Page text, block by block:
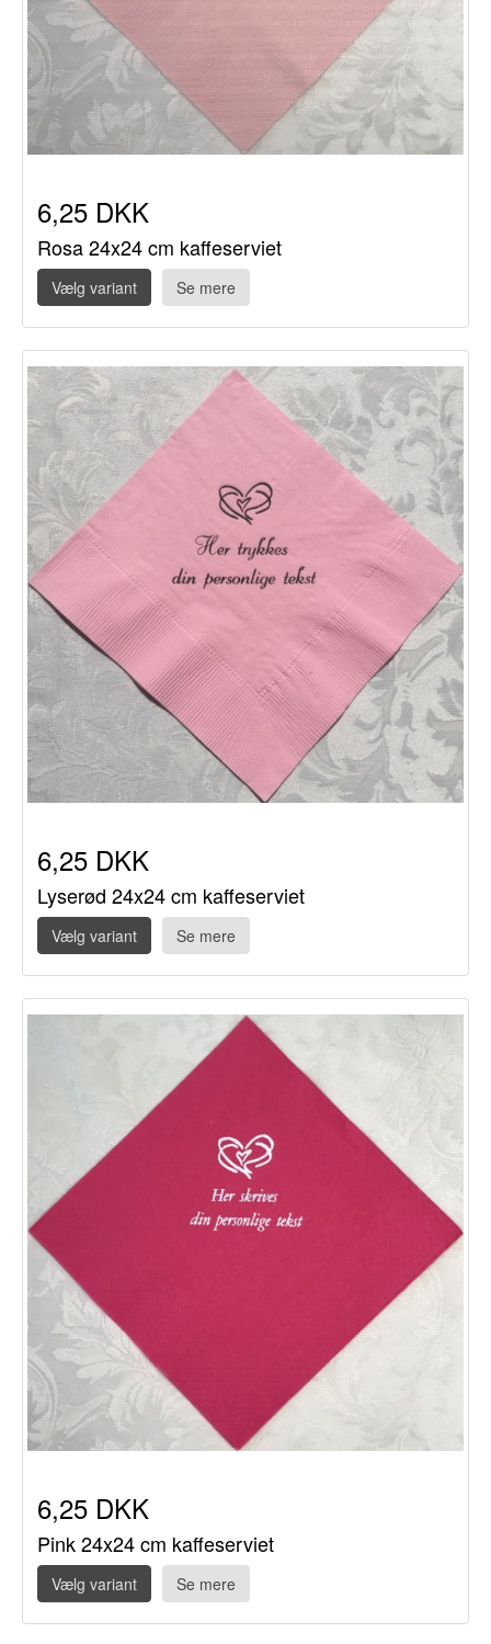
6,25 DKK
Rosa 24x24 cm kaffeserviet
Vælg variant Se mere
6,25 DKK
Lyserød 24x24 cm kaffeserviet
Vælg variant Se mere
6,25 DKK
Pink 24x24 cm kaffeserviet
Vælg variant Se mere